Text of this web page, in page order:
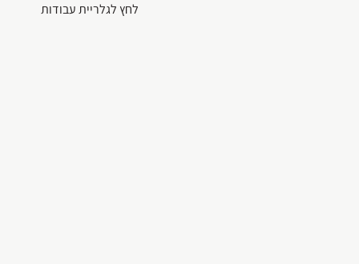
לחץ לגלריית עבודות